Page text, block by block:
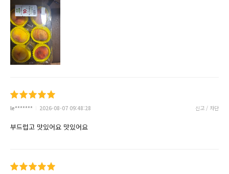
le******* 2026-08-07 09:48:28 신고 / 차단
부드럽고 맛있어요 맛있어요